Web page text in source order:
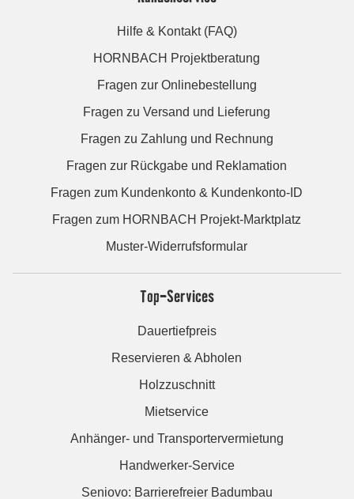
Hilfe & Kontakt (FAQ)
HORNBACH Projektberatung
Fragen zur Onlinebestellung
Fragen zu Versand und Lieferung
Fragen zu Zahlung und Rechnung
Fragen zur Rückgabe und Reklamation
Fragen zum Kundenkonto & Kundenkonto-ID
Fragen zum HORNBACH Projekt-Marktplatz
Muster-Widerrufsformular
Top-Services
Dauertiefpreis
Reservieren & Abholen
Holzzuschnitt
Mietservice
Anhänger- und Transportervermietung
Handwerker-Service
Seniovo: Barrierefreier Badumbau